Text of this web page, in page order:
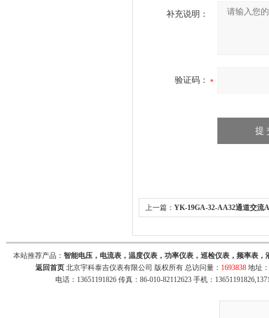
补充说明：
验证码：
上一篇： YK-19GA-32-AA32通道交流
本站推荐产品： 智能电压，电流表，温度仪表，功率仪表，巡检仪表，频率表
返回首页 北京宇科泰吉仪表有限公司 版权所有 总访问量： 1693838 地址
电话：13651191826 传真：86-010-82112623 手机：